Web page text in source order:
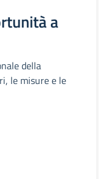
a
della
le misure e le